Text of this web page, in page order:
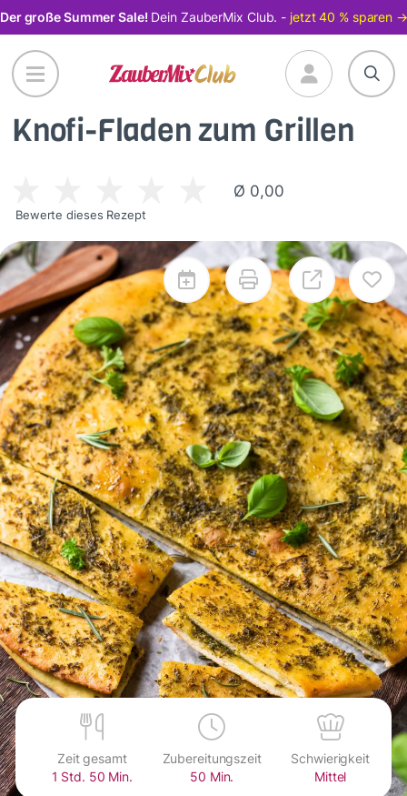
Direkt
zum
Inhalt
Der große Summer Sale! Dein ZauberMix Club. - jetzt 40 % sparen →
Knofi-Fladen zum Grillen
Ø 0,00
Bewerte dieses Rezept
Zeit gesamt
1 Std. 50 Min.
Zubereitungszeit
50 Min.
Schwierigkeit
Mittel